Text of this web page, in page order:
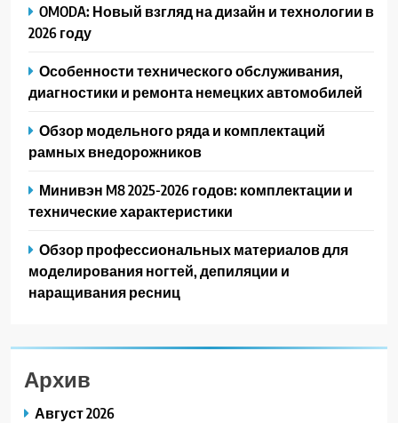
OMODA: Новый взгляд на дизайн и технологии в
2026 году
Особенности технического обслуживания,
диагностики и ремонта немецких автомобилей
Обзор модельного ряда и комплектаций
рамных внедорожников
Минивэн M8 2025-2026 годов: комплектации и
технические характеристики
Обзор профессиональных материалов для
моделирования ногтей, депиляции и
наращивания ресниц
Архив
Август 2026